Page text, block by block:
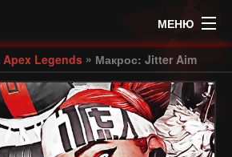
МЕНЮ
Apex Legends » Макрос: Jitter Aim